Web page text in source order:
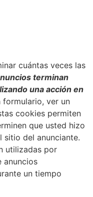
cuántas veces las
terminan
una acción en
ver un
cookies permiten
que usted hizo
sitio del anunciante.
utilizadas por
anuncios
un tiempo